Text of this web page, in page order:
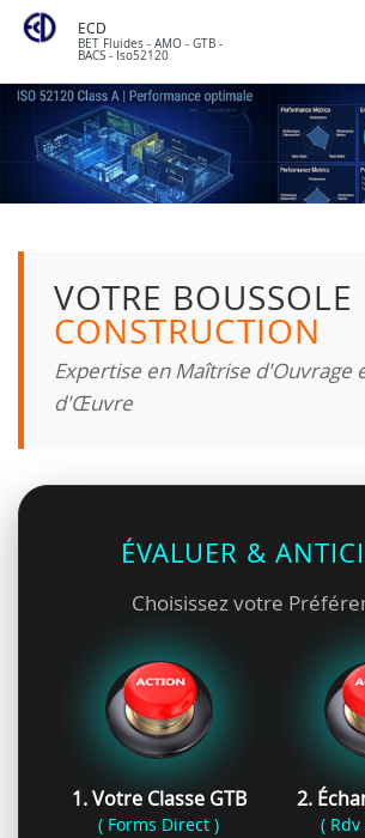
ECD
BET Fluides - AMO - GTB -
BACS - Iso52120
VOTRE BOUSSOLE
CONSTRUCTION
Expertise en Maîtrise d'Ouvrage
d'Œuvre
ÉVALUER &
Choisissez votre
1. Votre Classe GTB
( Forms Direct )
2.
(